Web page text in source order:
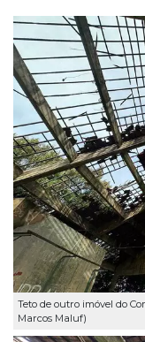
Teto de outro imóvel do
Marcos Maluf)